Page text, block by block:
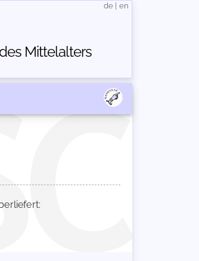
Mittelalters
de en